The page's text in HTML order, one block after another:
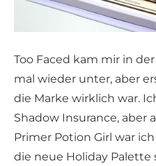
Too Faced kam mir in
mal wieder unter, aber
die Marke wirklich war.
Shadow Insurance, aber
Primer Potion Girl war
die neue Holiday Palette